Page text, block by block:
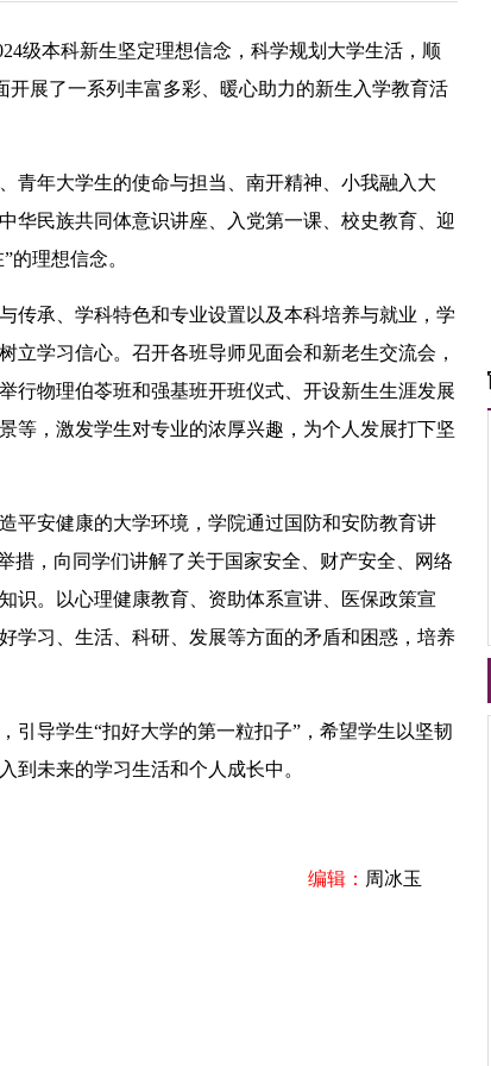
级本科新生坚定理想信念，科学规划大学生活，顺
开展了一系列丰富多彩、暖心助力的新生入学教育活
年大学生的使命与担当、南开精神、小我融入大
华民族共同体意识讲座、入党第一课、校史教育、迎
的理想信念。
承、学科特色和专业设置以及本科培养与就业，学
立学习信心。召开各班导师见面会和新老生交流会，
行物理伯苓班和强基班开班仪式、开设新生生涯发展
等，激发学生对专业的浓厚兴趣，为个人发展打下坚
安健康的大学环境，学院通过国防和安防教育讲
措，向同学们讲解了关于国家安全、财产安全、网络
识。以心理健康教育、资助体系宣讲、医保政策宣
学习、生活、科研、发展等方面的矛盾和困惑，培养
导学生“扣好大学的第一粒扣子”，希望学生以坚韧
到未来的学习生活和个人成长中。
编辑： 周冰玉